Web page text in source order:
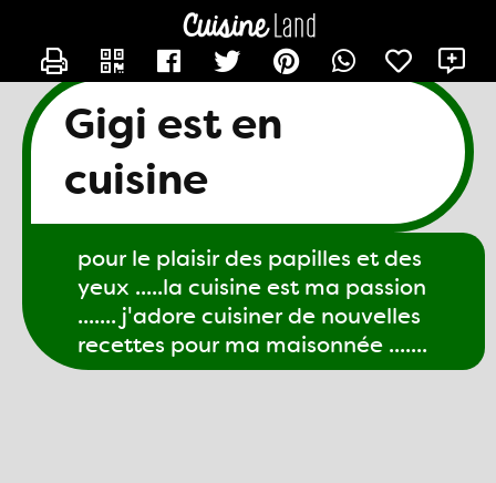
Gigi est en
cuisine
pour le plaisir des papilles et des
yeux .....la cuisine est ma passion
....... j'adore cuisiner de nouvelles
recettes pour ma maisonnée .......
CONTACTER GIGI61